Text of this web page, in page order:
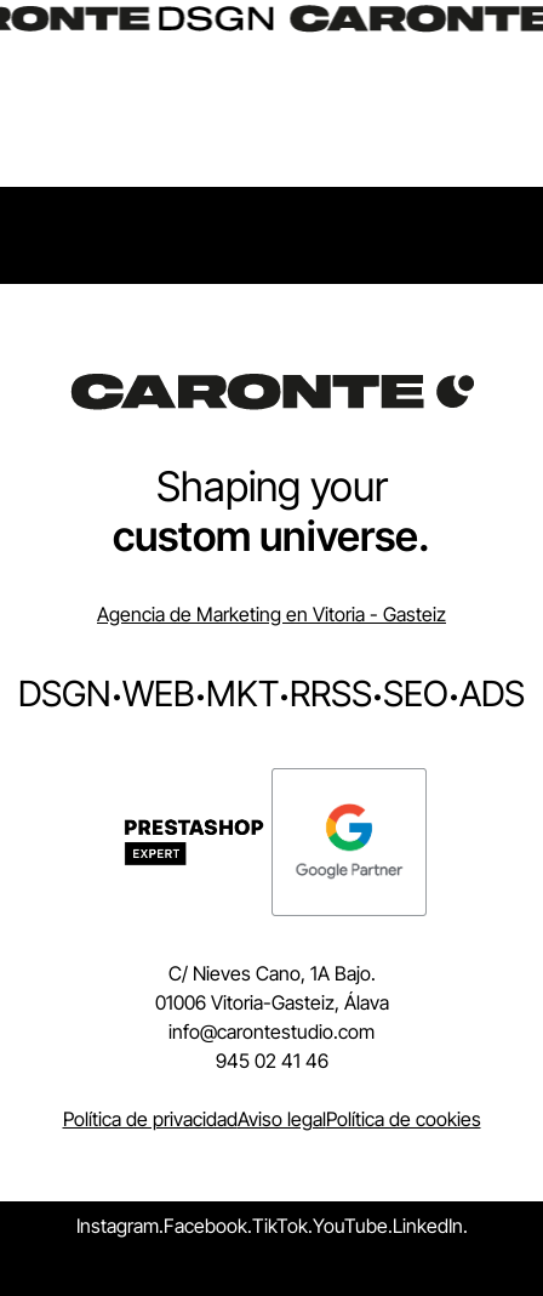
Shaping your
custom universe.
Agencia de Marketing en Vitoria - Gasteiz
DSGN·WEB·MKT·RRSS·SEO·ADS
C/ Nieves Cano, 1A Bajo.
01006 Vitoria-Gasteiz, Álava
moc.oidutsetnorac@ofni
945 02 41 46
Política de privacidadAviso legalPolítica de cookies
Instagram.Facebook.TikTok.YouTube.LinkedIn.